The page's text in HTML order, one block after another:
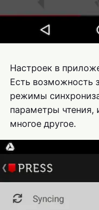
Настроек в
Есть возможность
режимы
параметры чтения,
многое другое.